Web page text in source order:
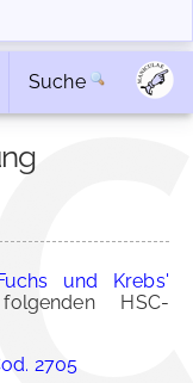
Suche
und Krebs'
HSC-
2705